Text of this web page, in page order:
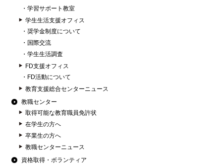
学習サポート教室
学生生活支援オフィス
奨学金制度について
国際交流
学生生活調査
FD支援オフィス
FD活動について
教育支援総合センターニュース
教職センター
取得可能な教育職員免許状
在学生の方へ
卒業生の方へ
教職センターニュース
資格取得・ボランティア